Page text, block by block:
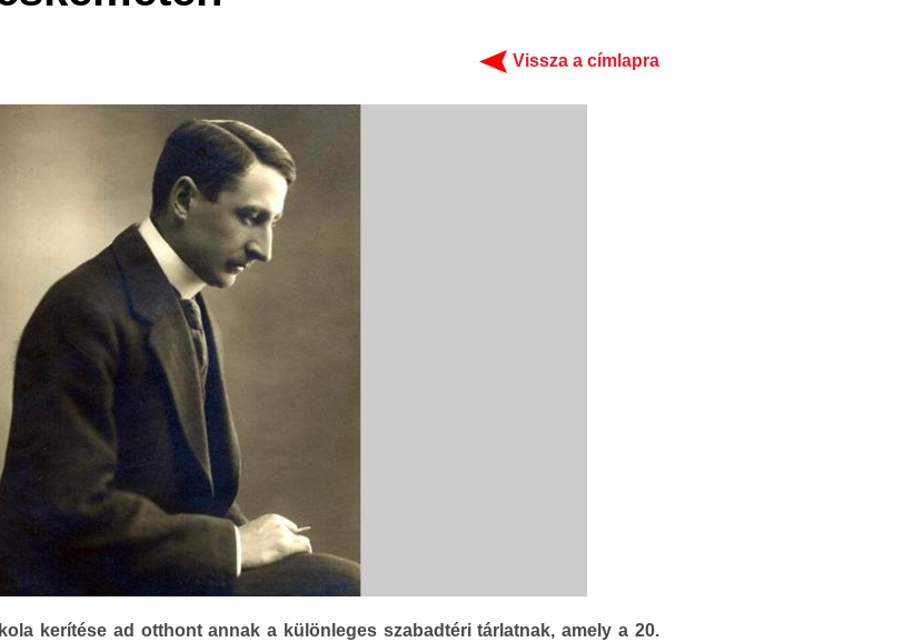
Vissza a címlapra
kerítése ad otthont annak a különleges szabadtéri tárlatnak, amely a 20.